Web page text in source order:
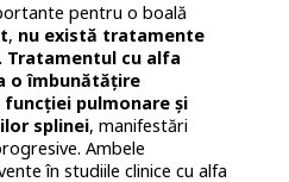
pentru o boală
, nu există tratamente
Tratamentul cu alfa
o îmbunătățire
pulmonare și
splinei, manifestări
Ambele
în studiile clinice cu alfa